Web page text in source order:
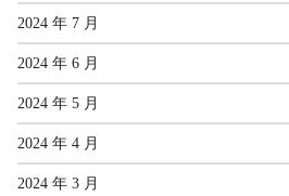
2024 年 7 月
2024 年 6 月
2024 年 5 月
2024 年 4 月
2024 年 3 月